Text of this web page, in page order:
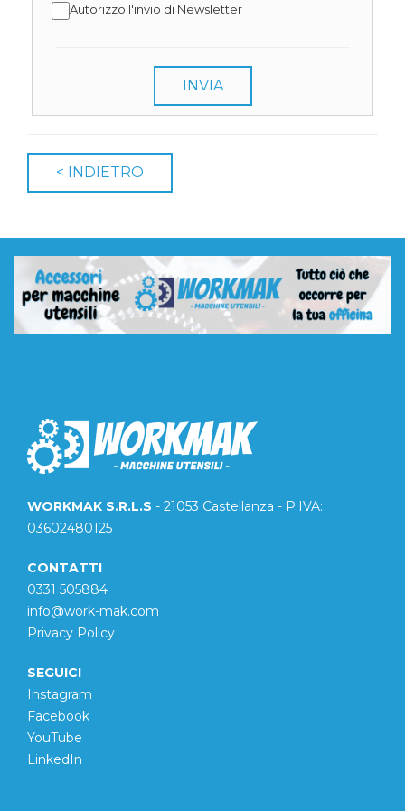
Autorizzo l'invio di Newsletter
INVIA
WORKMAK S.R.L.S - 21053 Castellanza - P.IVA:
03602480125
CONTATTI
0331 505884
info@work-mak.com
Privacy Policy
SEGUICI
Instagram
Facebook
YouTube
LinkedIn